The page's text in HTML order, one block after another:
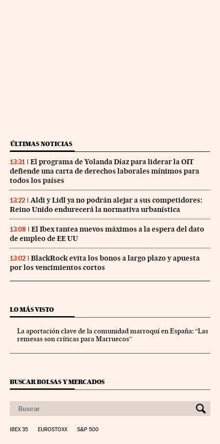
ÚLTIMAS NOTICIAS
13:31
El programa de Yolanda Díaz para liderar la OIT
defiende una carta de derechos laborales mínimos para
todos los países
13:22
Aldi y Lidl ya no podrán alejar a sus competidores:
Reino Unido endurecerá la normativa urbanística
13:08
El Ibex tantea nuevos máximos a la espera del dato
de empleo de EE UU
13:02
BlackRock evita los bonos a largo plazo y apuesta
por los vencimientos cortos
LO MÁS VISTO
La aportación clave de la comunidad marroquí en España: “Las
remesas son críticas para Marruecos”
BUSCAR BOLSAS Y MERCADOS
IBEX 35 EUROSTOXX S&P 500